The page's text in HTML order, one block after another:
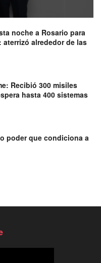
noche a Rosario para
alrededor de las
Recibió 300 misiles
hasta 400 sistemas
poder que condiciona a